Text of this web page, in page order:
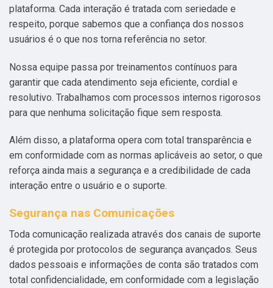
plataforma. Cada interação é tratada com seriedade e
respeito, porque sabemos que a confiança dos nossos
usuários é o que nos torna referência no setor.
Nossa equipe passa por treinamentos contínuos para
garantir que cada atendimento seja eficiente, cordial e
resolutivo. Trabalhamos com processos internos rigorosos
para que nenhuma solicitação fique sem resposta.
Além disso, a plataforma opera com total transparência e
em conformidade com as normas aplicáveis ao setor, o que
reforça ainda mais a segurança e a credibilidade de cada
interação entre o usuário e o suporte.
Segurança nas Comunicações
Toda comunicação realizada através dos canais de suporte
é protegida por protocolos de segurança avançados. Seus
dados pessoais e informações de conta são tratados com
total confidencialidade, em conformidade com a legislação